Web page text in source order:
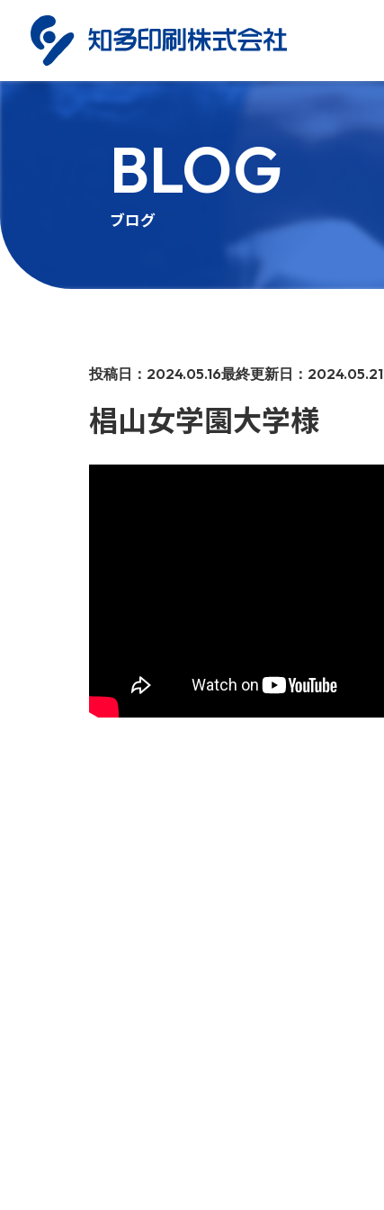
WEB
DESIGN
Webサイト制作/構築
WEB
DESIGN
Webサイト制作
BLOG
ブログ
投稿日：2024.05.16最終更新日：2024.05.21
椙山女学園大学様